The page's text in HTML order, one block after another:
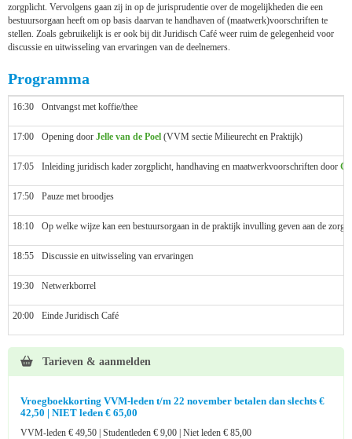
zorgplicht. Vervolgens gaan zij in op de jurisprudentie over de mogelijkheden die een
bestuursorgaan heeft om op basis daarvan te handhaven of (maatwerk)voorschriften te
stellen. Zoals gebruikelijk is er ook bij dit Juridisch Café weer ruim de gelegenheid voor
discussie en uitwisseling van ervaringen van de deelnemers.
Programma
16:30 Ontvangst met koffie/thee
17:00 Opening door Jelle van de Poel (VVM sectie Milieurecht en Praktijk)
17:05 Inleiding juridisch kader zorgplicht, handhaving en maatwerkvoorschriften door
17:50 Pauze met broodjes
18:10 Op welke wijze kan een bestuursorgaan in de praktijk invulling geven aan de
18:55 Discussie en uitwisseling van ervaringen
19:30 Netwerkborrel
20:00 Einde Juridisch Café
Tarieven & aanmelden
Vroegboekkorting VVM-leden t/m 22 november betalen dan slechts €
42,50 | NIET leden € 65,00
VVM-leden € 49,50 | Studentleden € 9,00 | Niet leden € 85,00